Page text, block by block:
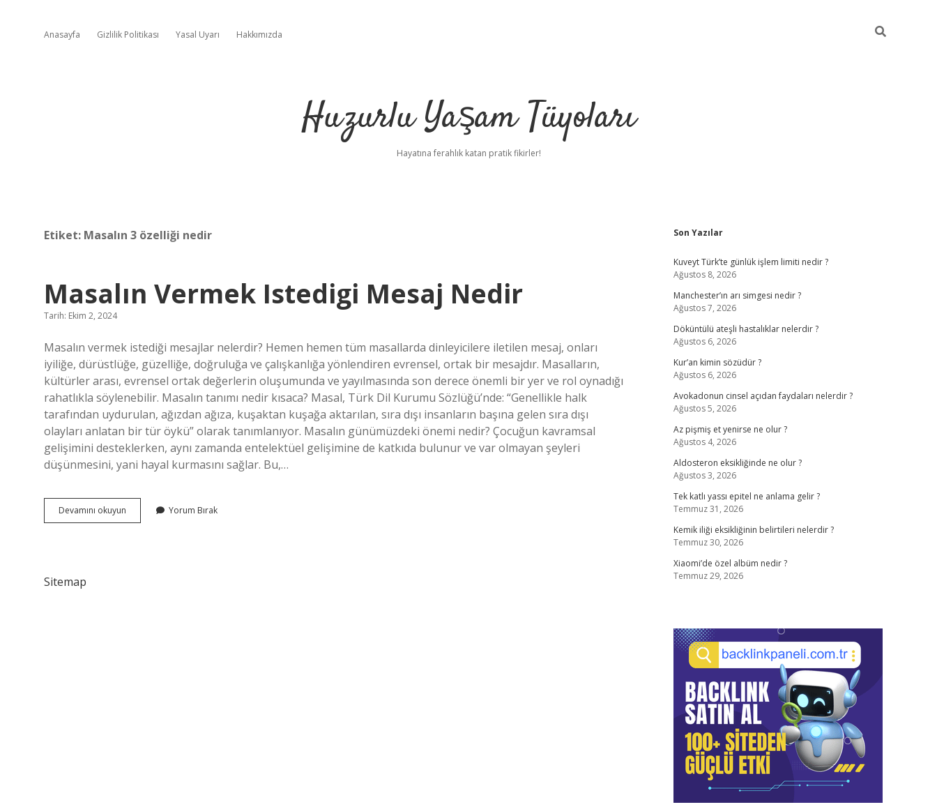
Anasayfa Gizlilik Politikası Yasal Uyarı Hakkımızda
Huzurlu Yaşam Tüyoları
Hayatına ferahlık katan pratik fikirler!
Etiket: Masalın 3 özelliği nedir
Masalın Vermek Istedigi Mesaj Nedir
Tarih: Ekim 2, 2024
Masalın vermek istediği mesajlar nelerdir? Hemen hemen tüm masallarda dinleyicilere iletilen mesaj, onları
iyiliğe, dürüstlüğe, güzelliğe, doğruluğa ve çalışkanlığa yönlendiren evrensel, ortak bir mesajdır. Masalların,
kültürler arası, evrensel ortak değerlerin oluşumunda ve yayılmasında son derece önemli bir yer ve rol oynadığı
rahatlıkla söylenebilir. Masalın tanımı nedir kısaca? Masal, Türk Dil Kurumu Sözlüğü’nde: “Genellikle halk
tarafından uydurulan, ağızdan ağıza, kuşaktan kuşağa aktarılan, sıra dışı insanların başına gelen sıra dışı
olayları anlatan bir tür öykü” olarak tanımlanıyor. Masalın günümüzdeki önemi nedir? Çocuğun kavramsal
gelişimini desteklerken, aynı zamanda entelektüel gelişimine de katkıda bulunur ve var olmayan şeyleri
düşünmesini, yani hayal kurmasını sağlar. Bu,…
Devamını okuyun
Vermek
Yorum Bırak
Sitemap
Sidebar
Son Yazılar
Kuveyt Türk’te günlük işlem limiti nedir ?
Ağustos 8, 2026
Manchester’ın arı simgesi nedir ?
Ağustos 7, 2026
Döküntülü ateşli hastalıklar nelerdir ?
Ağustos 6, 2026
Kur’an kimin sözüdür ?
Ağustos 6, 2026
Avokadonun cinsel açıdan faydaları nelerdir ?
Ağustos 5, 2026
Az pişmiş et yenirse ne olur ?
Ağustos 4, 2026
Aldosteron eksikliğinde ne olur ?
Ağustos 3, 2026
Tek katlı yassı epitel ne anlama gelir ?
Temmuz 31, 2026
Kemik iliği eksikliğinin belirtileri nelerdir ?
Temmuz 30, 2026
Xiaomi’de özel albüm nedir ?
Temmuz 29, 2026